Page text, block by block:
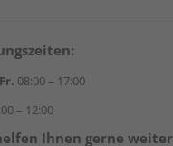
08:00 – 17:00
– 12:00
Ihnen gerne weiter